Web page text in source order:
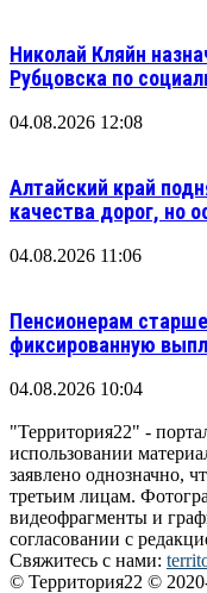
Николай Кляйн
Рубцовска по
04.08.2026 12:08
Алтайский край
качества дорог, но
04.08.2026 11:06
Пенсионерам
фиксированную
04.08.2026 10:04
"Территория22" -
использовании
заявлено однозначно,
третьим лицам.
видеофрагменты и
согласовании с
Свяжитесь с нами:
© Территория22 ©